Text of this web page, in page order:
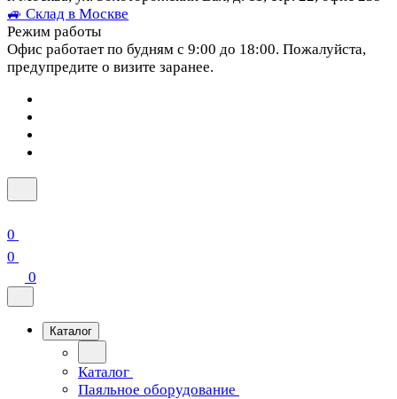
🚙 Склад в Москве
Режим работы
Офис работает по будням с 9:00 до 18:00. Пожалуйста,
предупредите о визите заранее.
0
0
0
Каталог
Каталог
Паяльное оборудование